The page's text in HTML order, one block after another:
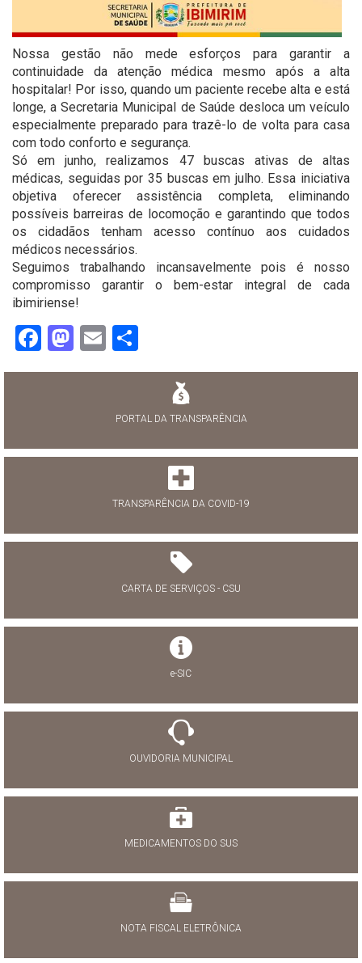
Nossa gestão não mede esforços para garantir a
continuidade da atenção médica mesmo após a alta
hospitalar! Por isso, quando um paciente recebe alta e está
longe, a Secretaria Municipal de Saúde desloca um veículo
especialmente preparado para trazê-lo de volta para casa
com todo conforto e segurança.
Só em junho, realizamos 47 buscas ativas de altas
médicas, seguidas por 35 buscas em julho. Essa iniciativa
objetiva oferecer assistência completa, eliminando
possíveis barreiras de locomoção e garantindo que todos
os cidadãos tenham acesso contínuo aos cuidados
médicos necessários.
Seguimos trabalhando incansavelmente pois é nosso
compromisso garantir o bem-estar integral de cada
ibimiriense!
Facebook
Mastodon
Email
PORTAL DA TRANSPARÊNCIA
TRANSPARÊNCIA DA COVID-19
CARTA DE SERVIÇOS - CSU
e-SIC
OUVIDORIA MUNICIPAL
MEDICAMENTOS DO SUS
NOTA FISCAL ELETRÔNICA